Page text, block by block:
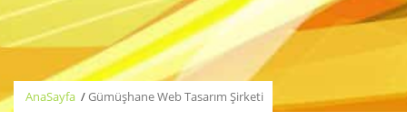
AnaSayfa /Gümüşhane Web Tasarım Şirketi